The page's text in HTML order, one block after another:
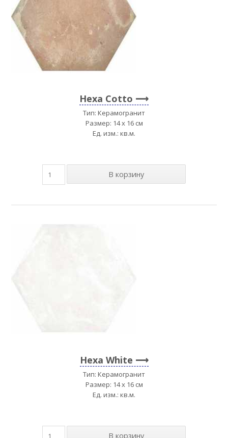
Hexa Cotto
Тип: Керамогранит
Размер: 14 x 16 см
Ед. изм.: кв.м.
Hexa White
Тип: Керамогранит
Размер: 14 x 16 см
Ед. изм.: кв.м.